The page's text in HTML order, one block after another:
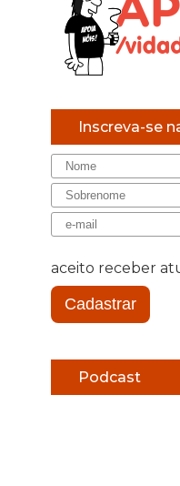
Inscreva-se
aceito receber
Cadastrar
Podcast